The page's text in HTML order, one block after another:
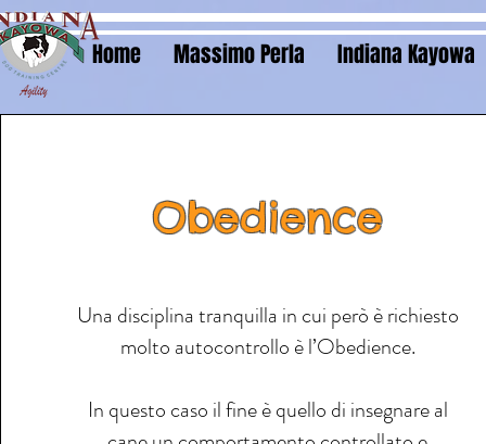
Home Massimo Perla Indiana Kayowa
Obedience
Una disciplina tranquilla in cui però è richiesto
molto autocontrollo è l’Obedience.
In questo caso il fine è quello di insegnare al